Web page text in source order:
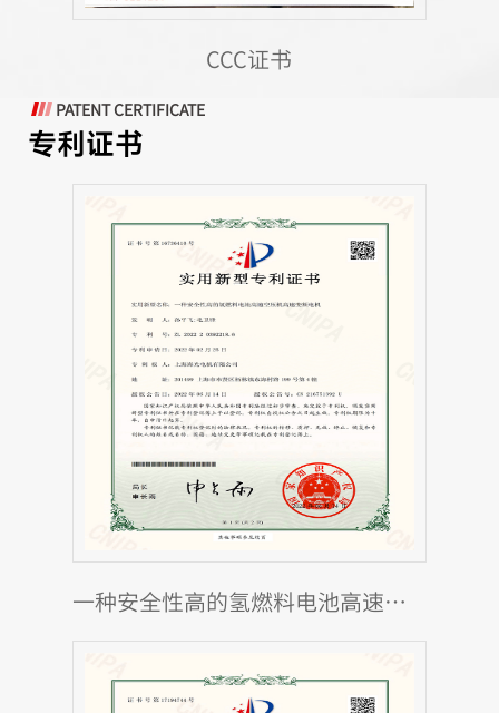
CCC证书
PATENT CERTIFICATE
专利证书
一种安全性高的氢燃料电池高速空压机高速变频电机